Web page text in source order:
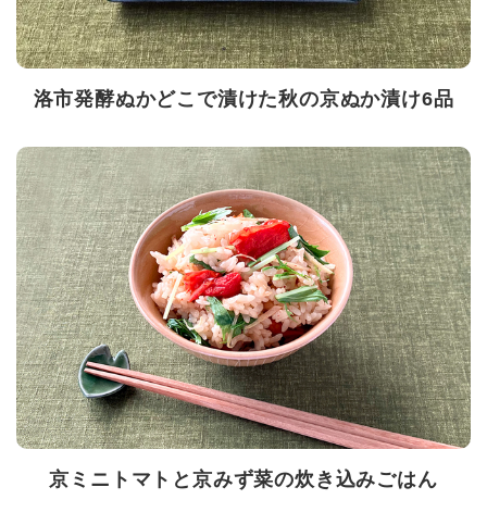
洛市発酵ぬかどこで漬けた秋の京ぬか漬け6品
京ミニトマトと京みず菜の炊き込みごはん